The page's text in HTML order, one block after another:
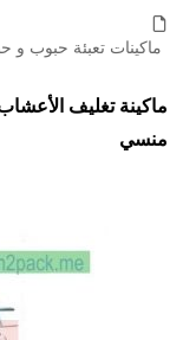
ماكينات تعبئة حبوب و
ماكينة تغليف
منسي